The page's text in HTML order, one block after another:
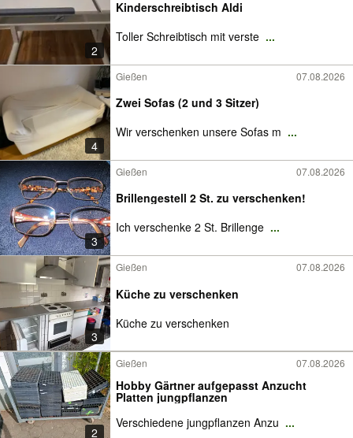
2
Kinderschreibtisch Aldi
Toller Schreibtisch mit verste ...
4
Gießen 07.08.2026
Zwei Sofas (2 und 3 Sitzer)
Wir verschenken unsere Sofas m ...
3
Gießen 07.08.2026
Brillengestell 2 St. zu verschenken!
Ich verschenke 2 St. Brillenge ...
3
Gießen 07.08.2026
Küche zu verschenken
Küche zu verschenken
2
Gießen 07.08.2026
Hobby Gärtner aufgepasst Anzucht
Platten jungpflanzen
Verschiedene jungpflanzen Anzu ...